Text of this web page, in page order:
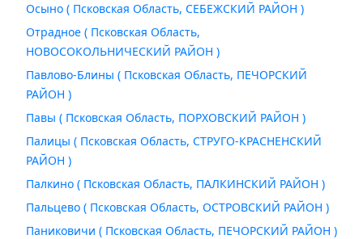
Осыно ( Псковская Область, СЕБЕЖСКИЙ РАЙОН )
Отрадное ( Псковская Область,
НОВОСОКОЛЬНИЧЕСКИЙ РАЙОН )
Павлово-Блины ( Псковская Область, ПЕЧОРСКИЙ
РАЙОН )
Павы ( Псковская Область, ПОРХОВСКИЙ РАЙОН )
Палицы ( Псковская Область, СТРУГО-КРАСНЕНСКИЙ
РАЙОН )
Палкино ( Псковская Область, ПАЛКИНСКИЙ РАЙОН )
Пальцево ( Псковская Область, ОСТРОВСКИЙ РАЙОН )
Паниковичи ( Псковская Область, ПЕЧОРСКИЙ РАЙОН )